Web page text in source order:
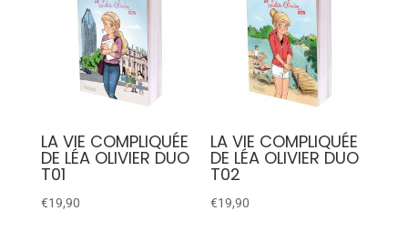
LA VIE COMPLIQUÉE
DE LÉA OLIVIER DUO
T01
€19,90
LA VIE COMPLIQUÉE
DE LÉA OLIVIER DUO
T02
€19,90